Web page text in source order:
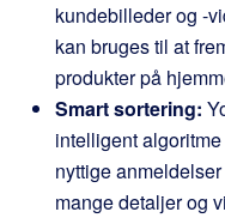
kundebilleder og -
kan bruges til at
produkter på
Smart sortering:
intelligent
nyttige
mange detaljer og